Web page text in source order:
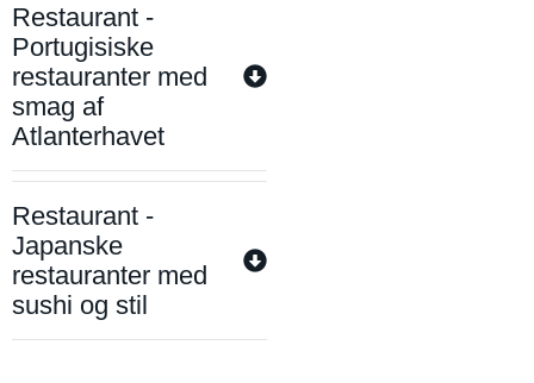
Restaurant -
Portugisiske
restauranter med
smag af
Atlanterhavet
Restaurant -
Japanske
restauranter med
sushi og stil